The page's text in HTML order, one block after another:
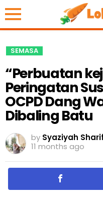
SEMASA
“Perbuatan
Peringatan
OCPD Dang
Dibaling Batu
by Syaziyah Sharif
11 months ago